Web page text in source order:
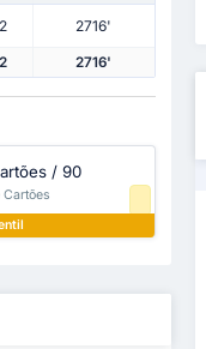
2 2716'
2 2716'
/ 90